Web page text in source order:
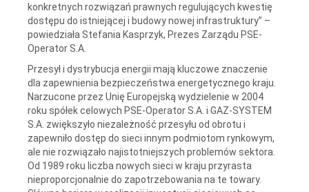
konkretnych rozwiązań prawnych regulujących kwestię
dostępu do istniejącej i budowy nowej infrastruktury” –
powiedziała Stefania Kasprzyk, Prezes Zarządu PSE-
Operator S.A.
Przesył i dystrybucja energii mają kluczowe znaczenie
dla zapewnienia bezpieczeństwa energetycznego kraju.
Narzucone przez Unię Europejską wydzielenie w 2004
roku spółek celowych PSE-Operator S.A. i GAZ-SYSTEM
S.A. zwiększyło niezależność przesyłu od obrotu i
zapewniło dostęp do sieci innym podmiotom rynkowym,
ale nie rozwiązało najistotniejszych problemów sektora.
Od 1989 roku liczba nowych sieci w kraju przyrasta
nieproporcjonalnie do zapotrzebowania na te towary.